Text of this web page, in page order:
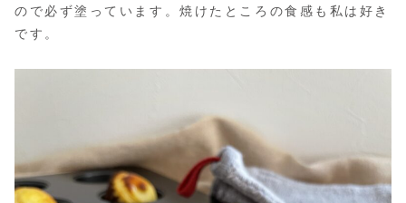
ので必ず塗っています。焼けたところの食感も私は好き
です。